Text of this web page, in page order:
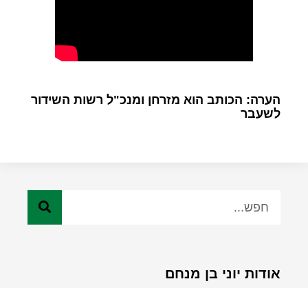
הערה: הכותב הוא מזרחן ומנכ"ל רשות השידור
לשעבר
אודות יוני בן מנחם